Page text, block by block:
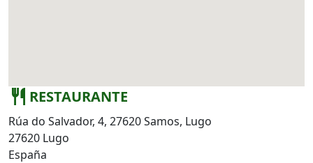
restaurant RESTAURANTE
Rúa do Salvador, 4, 27620 Samos, Lugo
27620 Lugo
España